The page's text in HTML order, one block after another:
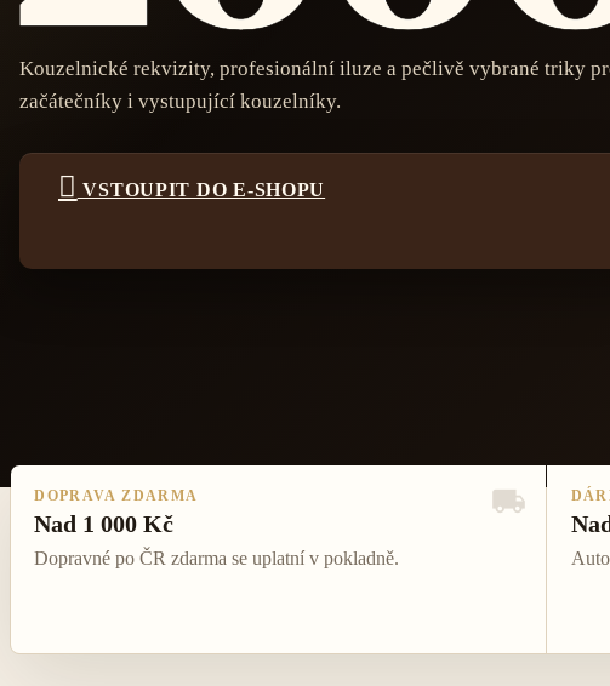
Kouzelnické rekvizity, profesionální iluze a pečlivě vybrané triky
začátečníky i vystupující kouzelníky.
 VSTOUPIT DO E-SHOPU
DOPRAVA ZDARMA
Nad 1 000 Kč
Dopravné po ČR zdarma se uplatní v pokladně.